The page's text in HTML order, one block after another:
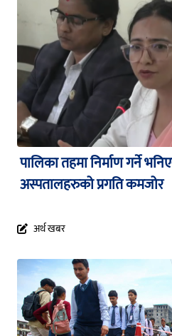
पालिका तहमा निर्माण गर्ने
अस्पतालहरुको प्रगति कमजोर
अर्थ खबर